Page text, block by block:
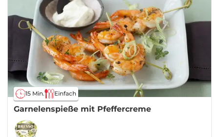
15 Min. Einfach
Garnelenspieße mit Pfeffercreme